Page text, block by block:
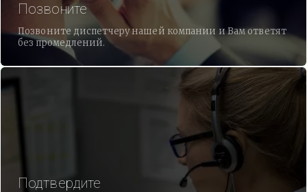
Позвоните
Позвоните диспетчеру нашей компании и Вам ответят
без промедлений.
Подтвердите